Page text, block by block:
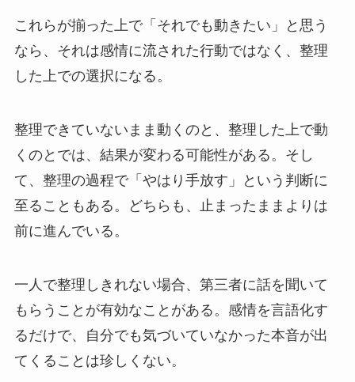
これらが揃った上で「それでも動きたい」と思う
なら、それは感情に流された行動ではなく、整理
した上での選択になる。
整理できていないまま動くのと、整理した上で動
くのとでは、結果が変わる可能性がある。そし
て、整理の過程で「やはり手放す」という判断に
至ることもある。どちらも、止まったままよりは
前に進んでいる。
一人で整理しきれない場合、第三者に話を聞いて
もらうことが有効なことがある。感情を言語化す
るだけで、自分でも気づいていなかった本音が出
てくることは珍しくない。